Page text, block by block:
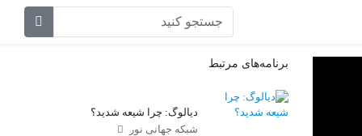
برنامه‌های مرتبط
دیالوگ: چرا شیعه شدید؟
شبکه جهانی نور